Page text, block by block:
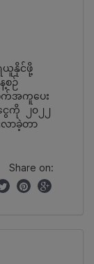
ယူနိုင်ဖို့
စဉ်
က်အကူပေး
ကို ၂၀၂၂
လာခဲ့တာ
Share on: